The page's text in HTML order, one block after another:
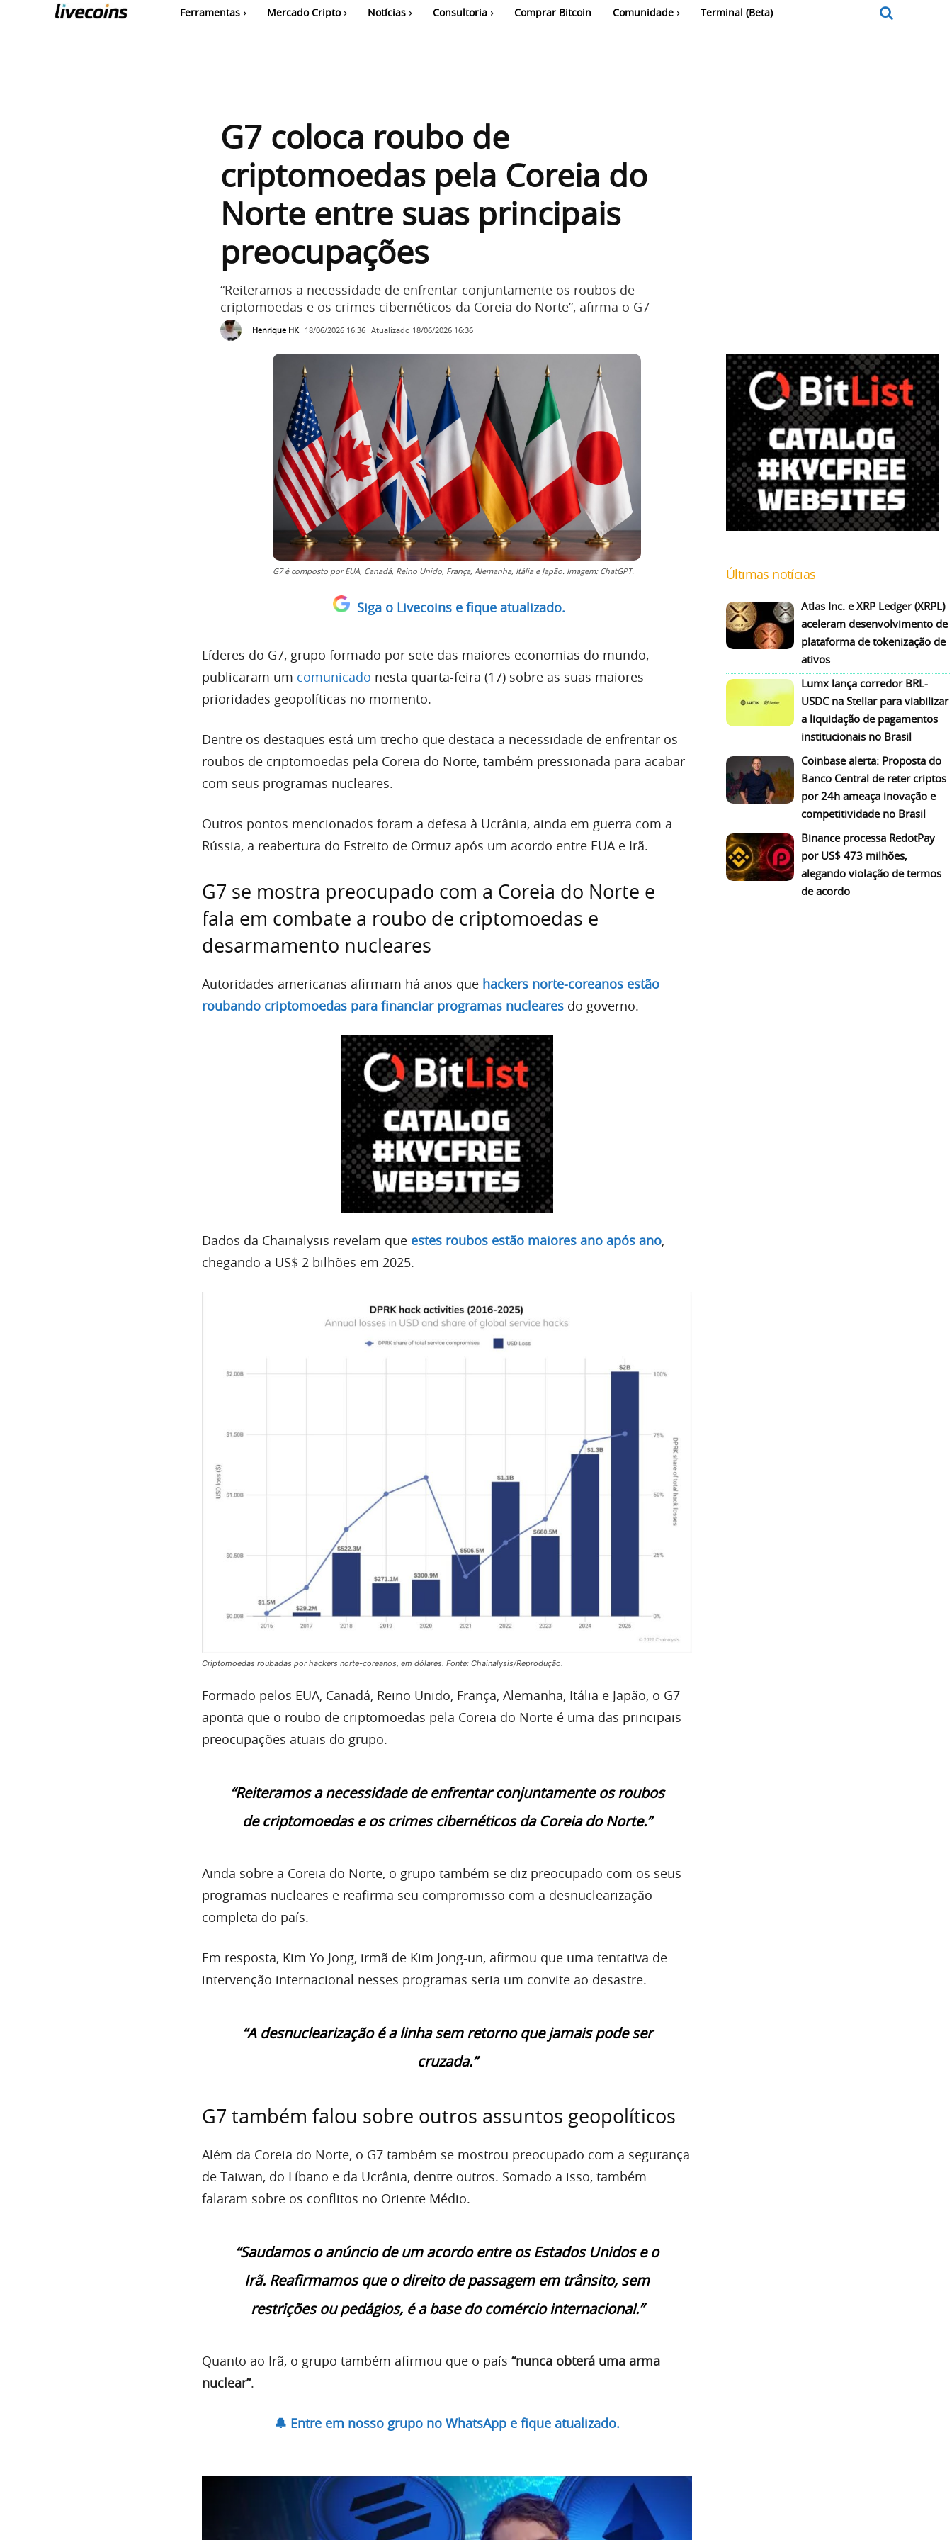
Ferramentas Mercado Cripto Notícias Consultoria Comprar Bitcoin Comunidade Terminal (Beta)
G7 coloca roubo de
criptomoedas pela Coreia do
Norte entre suas principais
preocupações
“Reiteramos a necessidade de enfrentar conjuntamente os roubos de
criptomoedas e os crimes cibernéticos da Coreia do Norte”, afirma o G7
Henrique HK 18/06/2026 16:36 Atualizado 18/06/2026 16:36
G7 é composto por EUA, Canadá, Reino Unido, França, Alemanha, Itália e Japão. Imagem: ChatGPT.
Siga o Livecoins e fique atualizado.
Líderes do G7, grupo formado por sete das maiores economias do mundo,
publicaram um comunicado nesta quarta-feira (17) sobre as suas maiores
prioridades geopolíticas no momento.
Dentre os destaques está um trecho que destaca a necessidade de enfrentar os
roubos de criptomoedas pela Coreia do Norte, também pressionada para acabar
com seus programas nucleares.
Outros pontos mencionados foram a defesa à Ucrânia, ainda em guerra com a
Rússia, a reabertura do Estreito de Ormuz após um acordo entre EUA e Irã.
G7 se mostra preocupado com a Coreia do Norte e
fala em combate a roubo de criptomoedas e
desarmamento nucleares
Autoridades americanas afirmam há anos que hackers norte-coreanos estão
roubando criptomoedas para financiar programas nucleares do governo.
Dados da Chainalysis revelam que estes roubos estão maiores ano após ano,
chegando a US$ 2 bilhões em 2025.
Criptomoedas roubadas por hackers norte-coreanos, em dólares. Fonte: Chainalysis/Reprodução.
Formado pelos EUA, Canadá, Reino Unido, França, Alemanha, Itália e Japão, o G7
aponta que o roubo de criptomoedas pela Coreia do Norte é uma das principais
preocupações atuais do grupo.
“Reiteramos a necessidade de enfrentar conjuntamente os roubos
de criptomoedas e os crimes cibernéticos da Coreia do Norte.”
Ainda sobre a Coreia do Norte, o grupo também se diz preocupado com os seus
programas nucleares e reafirma seu compromisso com a desnuclearização
completa do país.
Em resposta, Kim Yo Jong, irmã de Kim Jong-un, afirmou que uma tentativa de
intervenção internacional nesses programas seria um convite ao desastre.
“A desnuclearização é a linha sem retorno que jamais pode ser
cruzada.”
G7 também falou sobre outros assuntos geopolíticos
Além da Coreia do Norte, o G7 também se mostrou preocupado com a segurança
de Taiwan, do Líbano e da Ucrânia, dentre outros. Somado a isso, também
falaram sobre os conflitos no Oriente Médio.
“Saudamos o anúncio de um acordo entre os Estados Unidos e o
Irã. Reafirmamos que o direito de passagem em trânsito, sem
restrições ou pedágios, é a base do comércio internacional.”
Quanto ao Irã, o grupo também afirmou que o país “nunca obterá uma arma
nuclear”.
🔔 Entre em nosso grupo no WhatsApp e fique atualizado.
Últimas notícias
Atlas Inc. e XRP Ledger (XRPL)
aceleram desenvolvimento de
plataforma de tokenização de
ativos
Lumx lança corredor BRL-
USDC na Stellar para viabilizar
a liquidação de pagamentos
institucionais no Brasil
Coinbase alerta: Proposta do
Banco Central de reter criptos
por 24h ameaça inovação e
competitividade no Brasil
Binance processa RedotPay
por US$ 473 milhões,
alegando violação de termos
de acordo